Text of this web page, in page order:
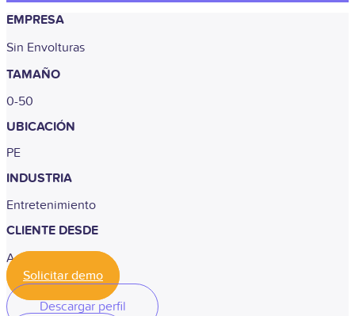
EMPRESA
Sin Envolturas
TAMAÑO
0-50
UBICACIÓN
PE
INDUSTRIA
Entretenimiento
CLIENTE DESDE
Agosto, 2025
Solicitar demo
Descargar perfil